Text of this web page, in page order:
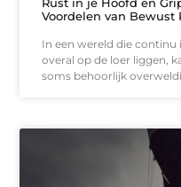
Voordelen van Bewust
In een wereld die continu
overal op de loer liggen,
soms behoorlijk